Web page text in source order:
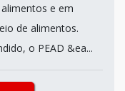
e em
de alimentos.
o PEAD &ea...